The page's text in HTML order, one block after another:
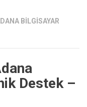
BILGISAYAR
Destek –